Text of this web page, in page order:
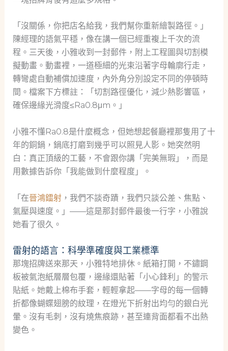
「沒關係，你把店名給我，我們幫你重新繪製路徑。」
陳經理的語氣平穩，像在講一個已經重複上千次的流
程。三天後，小雅收到一封郵件，附上工程圖與切割模
擬動畫。動畫裡，一道極細的光束沿著字母輪廓行走，
轉彎處自動補償加速度，內外角分別設定不同的停頓時
間。檔案下方標註：「切割路徑優化，減少熱影響區，
確保邊緣光滑度≤Ra0.8μm。」
小雅不懂Ra0.8是什麼概念，但她想起餐廳裡那隻用了十
年的銅鍋，鍋底打磨到幾乎可以照見人影。她突然明
白：真正頂級的工藝，不會跟你講「完美無瑕」，而是
用數據告訴你「我能做到什麼程度」。
「在晉鴻鐳射，我們不談奇蹟，我們只談公差、焦點、
氣壓與速度。」——這是那封郵件最後一行字，小雅說
她看了很久。
雷射的語言：科學準確度與工業標準
那塊招牌送來那天，小雅特地排休。紙箱打開，不鏽鋼
板被氣泡紙層層包覆，邊緣還貼著「小心鋒利」的警示
貼紙。她戴上棉布手套，輕輕拿起——字母的每一個轉
折都像蝴蝶翅膀的紋理，在燈光下折射出均勻的銀白光
暈。沒有毛刺，沒有燒焦痕跡，甚至連背面都看不出熱
變色。